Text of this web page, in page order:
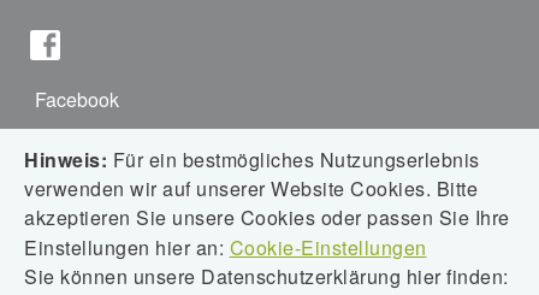
Facebook
Instagram
Hinweis: Für ein bestmögliches Nutzungserlebnis
verwenden wir auf unserer Website Cookies. Bitte
akzeptieren Sie unsere Cookies oder passen Sie Ihre
Einstellungen hier an: Cookie-Einstellungen
Sie können unsere Datenschutzerklärung hier finden: